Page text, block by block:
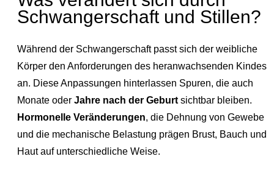
Schwangerschaft und Stillen?
Während der Schwangerschaft passt sich der weibliche
Körper den Anforderungen des heranwachsenden Kindes
an. Diese Anpassungen hinterlassen Spuren, die auch
Monate oder Jahre nach der Geburt sichtbar bleiben.
Hormonelle Veränderungen, die Dehnung von Gewebe
und die mechanische Belastung prägen Brust, Bauch und
Haut auf unterschiedliche Weise.